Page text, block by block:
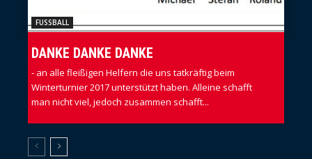
FUSSBALL
DANKE DANKE DANKE
- an alle fleißigen Helfern die uns tatkräftig beim
Winterturnier 2017 unterstützt haben. Alleine schafft
man nicht viel, jedoch zusammen schafft...